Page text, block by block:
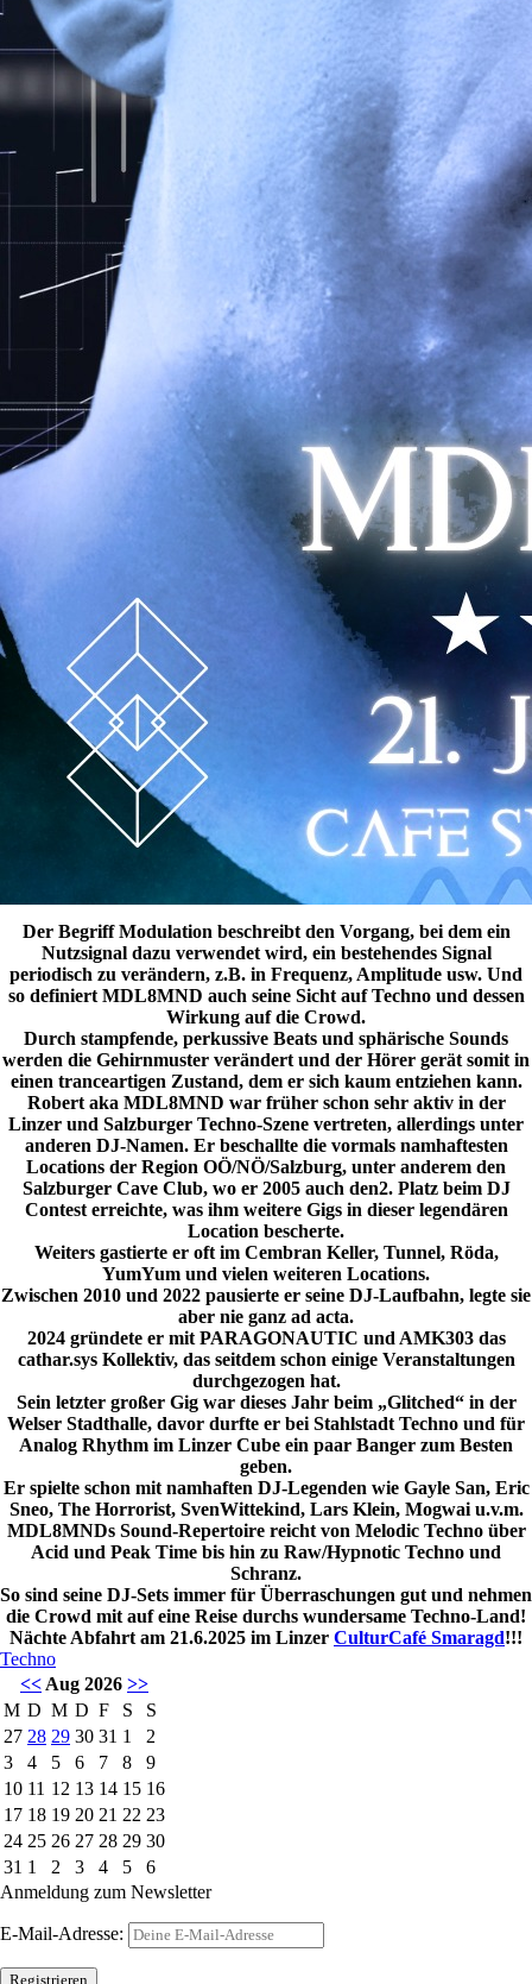
Der Begriff Modulation beschreibt den Vorgang, bei dem ein
Nutzsignal dazu verwendet wird, ein bestehendes Signal
periodisch zu verändern, z.B. in Frequenz, Amplitude usw. Und
so definiert MDL8MND auch seine Sicht auf Techno und dessen
Wirkung auf die Crowd.
Durch stampfende, perkussive Beats und sphärische Sounds
werden die Gehirnmuster verändert und der Hörer gerät somit in
einen tranceartigen Zustand, dem er sich kaum entziehen kann.
Robert aka MDL8MND war früher schon sehr aktiv in der
Linzer und Salzburger Techno-Szene vertreten, allerdings unter
anderen DJ-Namen. Er beschallte die vormals namhaftesten
Locations der Region OÖ/NÖ/Salzburg, unter anderem den
Salzburger Cave Club, wo er 2005 auch den2. Platz beim DJ
Contest erreichte, was ihm weitere Gigs in dieser legendären
Location bescherte.
Weiters gastierte er oft im Cembran Keller, Tunnel, Röda,
YumYum und vielen weiteren Locations.
Zwischen 2010 und 2022 pausierte er seine DJ-Laufbahn, legte sie
aber nie ganz ad acta.
2024 gründete er mit PARAGONAUTIC und AMK303 das
cathar.sys Kollektiv, das seitdem schon einige Veranstaltungen
durchgezogen hat.
Sein letzter großer Gig war dieses Jahr beim „Glitched“ in der
Welser Stadthalle, davor durfte er bei Stahlstadt Techno und für
Analog Rhythm im Linzer Cube ein paar Banger zum Besten
geben.
Er spielte schon mit namhaften DJ-Legenden wie Gayle San, Eric
Sneo, The Horrorist, SvenWittekind, Lars Klein, Mogwai u.v.m.
MDL8MNDs Sound-Repertoire reicht von Melodic Techno über
Acid und Peak Time bis hin zu Raw/Hypnotic Techno und
Schranz.
So sind seine DJ-Sets immer für Überraschungen gut und nehmen
die Crowd mit auf eine Reise durchs wundersame Techno-Land!
Nächte Abfahrt am 21.6.2025 im Linzer CulturCafé Smaragd!!!
Techno
<< Aug 2026 >>
M D M D F S
S
27 28 29 30 31 1
2
3
4 5 6 7 8
9
10 11 12 13 14 15 16
17 18 19 20 21 22 23
24 25 26 27 28 29 30
31 1 2 3 4 5
6
Anmeldung zum Newsletter
E-Mail-Adresse: